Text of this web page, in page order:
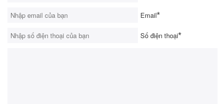
Email*
Số điện thoại*